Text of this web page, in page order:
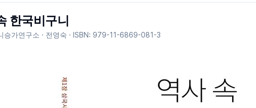
한국비구니
승가연구소 · 전영숙 · ISBN: 979-11-6869-081-3